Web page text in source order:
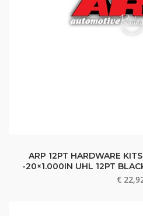
ARP 12PT HARDWARE
-20×1.000IN UHL 12PT
€